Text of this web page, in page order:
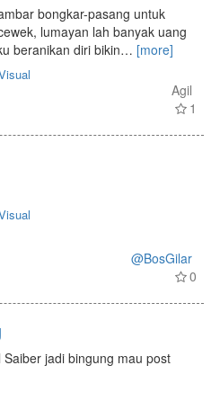
bongkar-pasang untuk
lumayan lah banyak uang
beranikan diri bikin… [more]
Agil
1
@BosGilar
0
jadi bingung mau post